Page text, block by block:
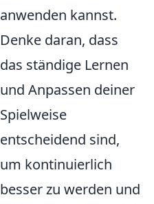
anwenden kannst.
Denke daran, dass
das ständige Lernen
und Anpassen deiner
Spielweise
entscheidend sind,
um kontinuierlich
besser zu werden und